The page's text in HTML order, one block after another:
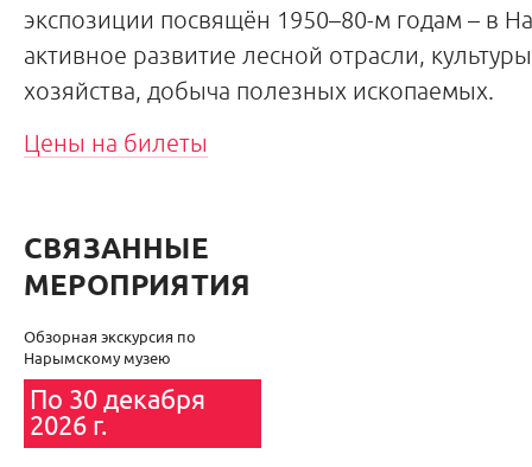
экспозиции посвящён 1950–80-м годам – в
активное развитие лесной отрасли,
хозяйства, добыча полезных ископаемых.
Цены на билеты
СВЯЗАННЫЕ
МЕРОПРИЯТИЯ
Обзорная экскурсия по
Нарымскому музею
По 30 декабря
2026 г.